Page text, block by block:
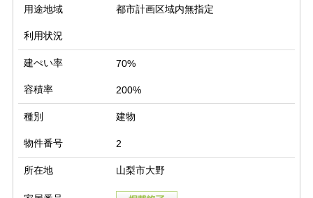
用途地域 都市計画区域内無指定
利用状況
建ぺい率 70%
容積率 200%
種別 建物
物件番号 2
所在地 山梨市大野